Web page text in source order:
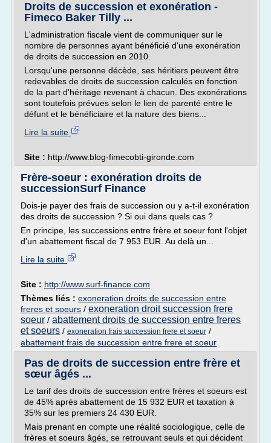
Droits de succession et exonération -
Fimeco Baker Tilly ...
L'administration fiscale vient de communiquer sur le
nombre de personnes ayant bénéficié d'une exonération
de droits de succession en 2010.
Lorsqu'une personne décède, ses héritiers peuvent être
redevables de droits de succession calculés en fonction
de la part d'héritage revenant à chacun. Des exonérations
sont toutefois prévues selon le lien de parenté entre le
défunt et le bénéficiaire et la nature des biens...
Lire la suite
Site : http://www.blog-fimecobti-gironde.com
Frère-soeur : exonération droits de
successionSurf Finance
Dois-je payer des frais de succession ou y a-t-il exonération
des droits de succession ? Si oui dans quels cas ?
En principe, les successions entre frère et soeur font l'objet
d'un abattement fiscal de 7 953 EUR. Au delà un...
Lire la suite
Site : http://www.surf-finance.com
Thèmes liés : exoneration droits de succession entre
freres et soeurs / exoneration droit succession frere
soeur / abattement droits de succession entre freres
et soeurs / exoneration frais succession frere et soeur /
abattement frais de succession entre frere et soeur
Pas de droits de succession entre frère et
sœur âgés ...
Le tarif des droits de succession entre frères et soeurs est
de 45% après abattement de 15 932 EUR et taxation à
35% sur les premiers 24 430 EUR.
Mais prenant en compte une réalité sociologique, celle de
frères et soeurs âgés, se retrouvant seuls et qui décident